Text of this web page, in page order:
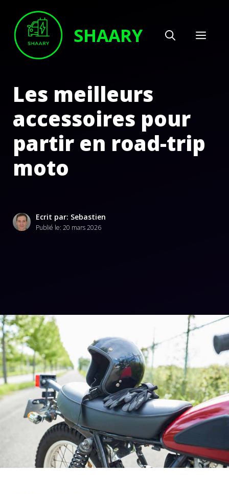
contenu
SHAARY
Les meilleurs
accessoires pour
partir en road-trip
moto
Ecrit par: Sebastien
Publié le: 20 mars 2026